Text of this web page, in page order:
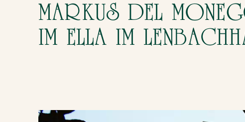
MARKUS DEL
IM ELLA IM